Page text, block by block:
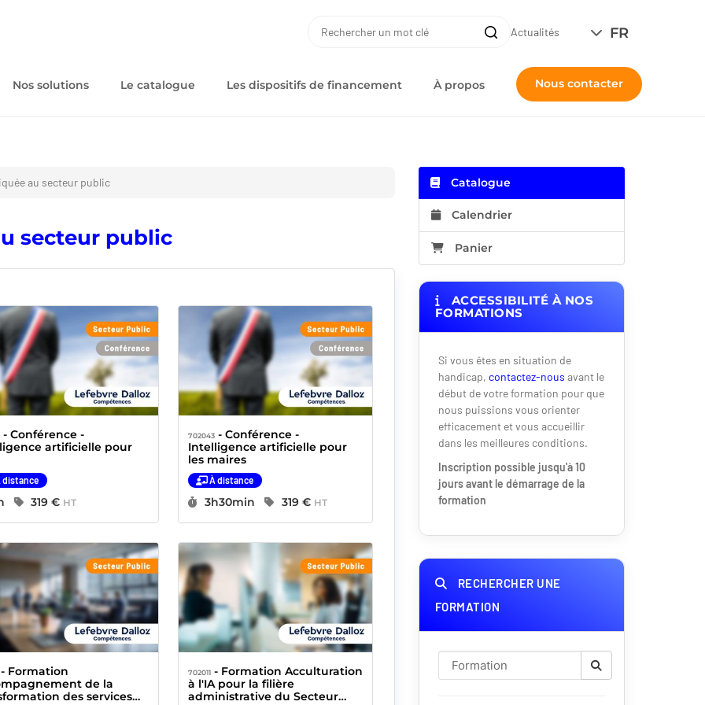
FR
RECHERCHE Recherche
Actualités
Nos solutions Le catalogue Les dispositifs de financement À propos Nous contacter
au secteur public
secteur public
- Conférence -
artificielle pour
distance
:Prix :
319 € HT
702043- Conférence -
Intelligence artificielle pour
les maires
À distance
Durée :
3h30min Prix :
319 € HT
de la
des services
702011- Formation Acculturation
à l'IA pour la filière
administrative du Secteur
Catalogue
Calendrier
Panier
ACCESSIBILITÉ À NOS
FORMATIONS
Si vous êtes en situation de
handicap, contactez-nous avant le
début de votre formation pour que
nous puissions vous orienter
efficacement et vous accueillir
dans les meilleures conditions.
Inscription possible jusqu'à 10
jours avant le démarrage de la
formation
RECHERCHER UNE
FORMATION